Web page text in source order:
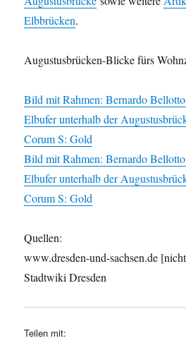
Elbbrücken.
Augustusbrücken-Blicke fürs
Bild mit Rahmen: Bernardo
Elbufer unterhalb der
Corum S: Gold
Bild mit Rahmen: Bernardo
Elbufer unterhalb der
Corum S: Gold
Quellen:
www.dresden-und-sachsen.de
Stadtwiki Dresden
Teilen mit: